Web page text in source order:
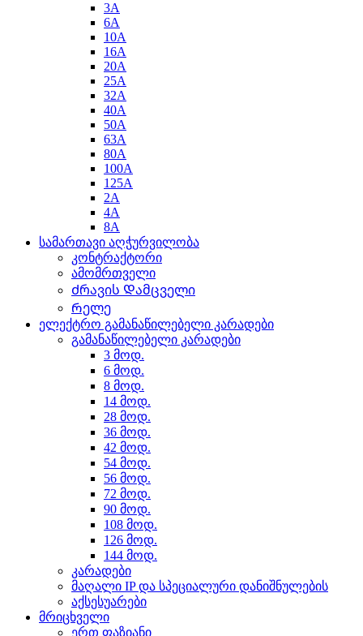
3A
6A
10A
16A
20A
25A
32A
40A
50A
63A
80A
100A
125A
2A
4A
8A
სამართავი აღჭურვილობა
კონტრაქტორი
ამომრთველი
Ძრავის Დამცველი
Რელე
ელექტრო გამანაწილებელი კარადები
გამანაწილებელი კარადები
3 მოდ.
6 მოდ.
8 მოდ.
14 მოდ.
28 მოდ.
36 მოდ.
42 მოდ.
54 მოდ.
56 მოდ.
72 მოდ.
90 მოდ.
108 მოდ.
126 მოდ.
144 მოდ.
კარადები
მაღალი IP და სპეციალური დანიშნულების
აქსესუარები
მრიცხველი
ერთ ფაზიანი